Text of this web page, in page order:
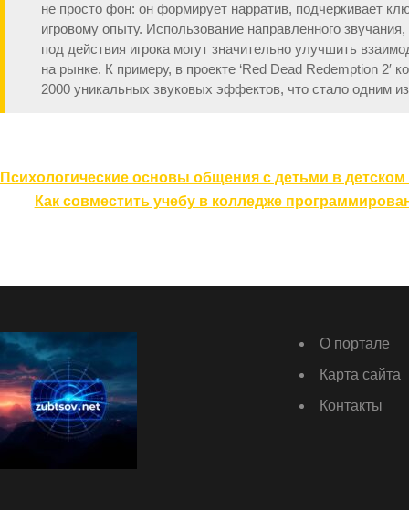
не просто фон: он формирует нарратив, подчеркивает
игровому опыту. Использование направленного
под действия игрока могут значительно улучшить
на рынке. К примеру, в проекте ‘Red Dead Redemption 2′
2000 уникальных звуковых эффектов, что стало одним
Навигация
Психологические основы общения с детьми в
Как совместить учебу в колледже
О портале
Карта сайта
Контакты